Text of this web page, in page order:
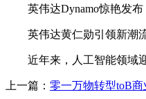
英伟达Dynamo惊艳发布
英伟达黄仁勋引领新潮流
近年来，人工智能领域迎
上一篇： 零一万物转型toB商